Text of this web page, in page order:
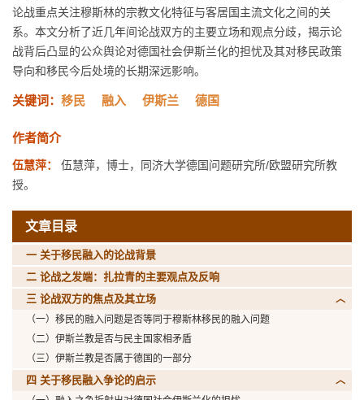
论战重点关注穆斯林的宗教文化特征与客居国主流文化之间的关
系。本文分析了近几年间论战双方的主要立场和观点分歧，揭示论
战背后凸显的公众舆论对德国社会伊斯兰化的担忧及其对移民政策
导向和移民今后处境的长期深远影响。
关键词： 移民 融入 伊斯兰 德国
作者简介
伍慧萍：
伍慧萍，博士，同济大学德国问题研究所/欧盟研究所教
授。
文章目录
一 关于移民融入的论战背景
二 论战之发端：扎拉青的主要观点及反响
三 论战双方的焦点及其立场
（一）移民的融入问题是否等同于穆斯林移民的融入问题
（二）伊斯兰教是否与民主国家相矛盾
（三）伊斯兰教是否属于德国的一部分
四 关于移民融入争论的启示